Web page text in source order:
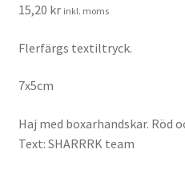
Sybehör
15,20 kr inkl. moms
Flerfärgs textiltryck.
7x5cm
Haj med boxarhandskar. Röd
Text: SHARRRK team